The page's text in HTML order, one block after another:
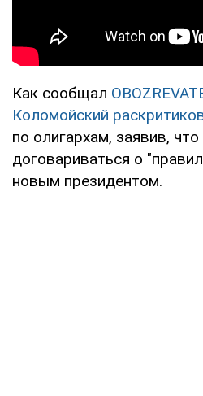
Как сообщал
Коломойский
по олигархам, заявив,
договариваться о
новым президентом.